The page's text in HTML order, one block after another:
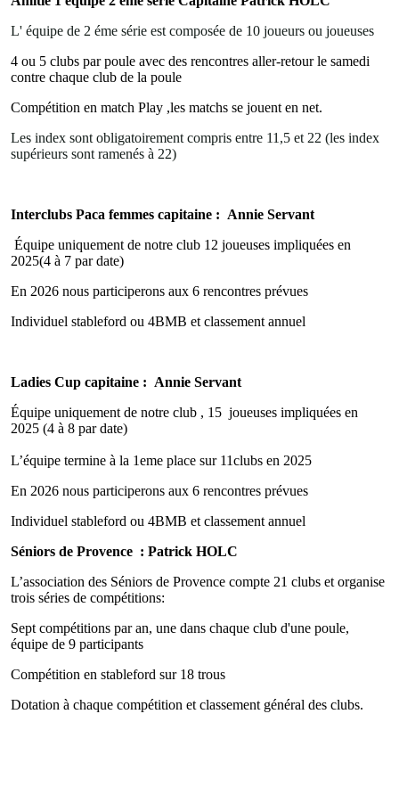
L' équipe de 2 éme série est composée de 10 joueurs ou joueuses
4 ou 5 clubs par poule avec des rencontres aller-retour le samedi
contre chaque club de la poule
Compétition en match Play ,les matchs se jouent en net.
Les index sont obligatoirement compris entre 11,5 et 22 (les index
supérieurs sont ramenés à 22)
Interclubs Paca femmes capitaine : Annie Servant
Équipe uniquement de notre club 12 joueuses impliquées en
2025(4 à 7 par date)
En 2026 nous participerons aux 6 rencontres prévues
Individuel stableford ou 4BMB et classement annuel
Ladies Cup capitaine : Annie Servant
Équipe uniquement de notre club , 15 joueuses impliquées en
2025 (4 à 8 par date)
L’équipe termine à la 1eme place sur 11clubs en 2025
En 2026 nous participerons aux 6 rencontres prévues
Individuel stableford ou 4BMB et classement annuel
Séniors de Provence : Patrick HOLC
L’association des Séniors de Provence compte 21 clubs et organise
trois séries de compétitions:
Sept compétitions par an, une dans chaque club d'une poule,
équipe de 9 participants
Compétition en stableford sur 18 trous
Dotation à chaque compétition et classement général des clubs.